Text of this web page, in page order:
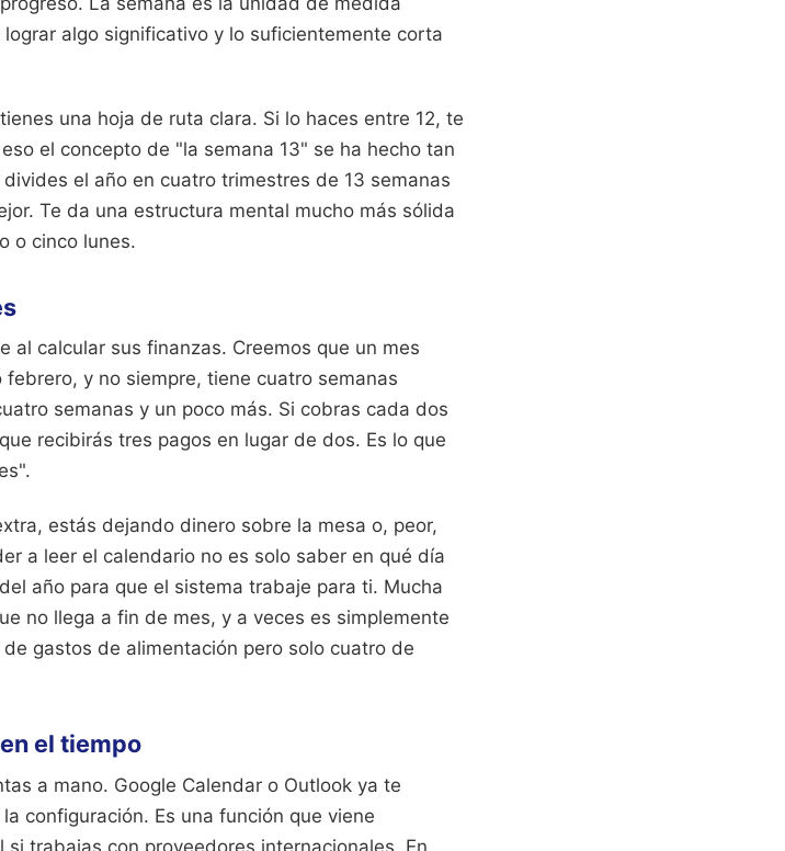
algo significativo y lo suficientemente corta
una hoja de ruta clara. Si lo haces entre 12, te
el concepto de "la semana 13" se ha hecho tan
el año en cuatro trimestres de 13 semanas
Te da una estructura mental mucho más sólida
o cinco lunes.
al calcular sus finanzas. Creemos que un mes
y no siempre, tiene cuatro semanas
semanas y un poco más. Si cobras cada dos
recibirás tres pagos en lugar de dos. Es lo que
estás dejando dinero sobre la mesa o, peor,
a leer el calendario no es solo saber en qué día
año para que el sistema trabaje para ti. Mucha
no llega a fin de mes, y a veces es simplemente
gastos de alimentación pero solo cuatro de
el tiempo
a mano. Google Calendar o Outlook ya te
configuración. Es una función que viene
trabajas con proveedores internacionales. En